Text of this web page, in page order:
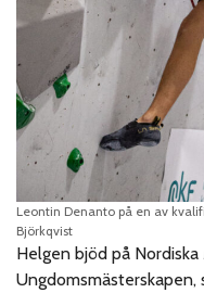
Leontin Denanto på en av
Björkqvist
Helgen bjöd på
Ungdomsmästerskapen,